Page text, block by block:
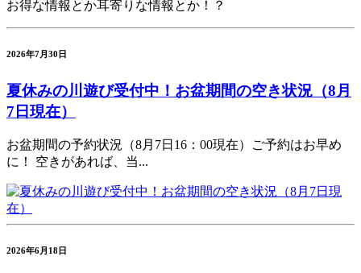
お得な情報とか耳寄りな情報とか！？
2026年7月30日
夏休みの川遊び受付中！お盆期間の空き状況（8月
7日現在）
お盆期間の予約状況（8月7日16：00現在）ご予約はお早め
に！ 空きがあれば、当...
2026年6月18日